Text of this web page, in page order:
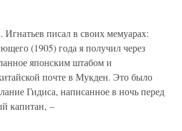
писал в своих мемуарах:
(1905) года я получил через
японским штабом и
почте в Мукден. Это было
Гидиса, написанное в ночь перед
капитан, –